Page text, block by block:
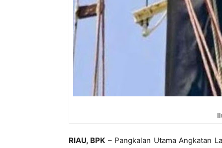
RIAU, BPK – Pangkalan Utama Angkatan